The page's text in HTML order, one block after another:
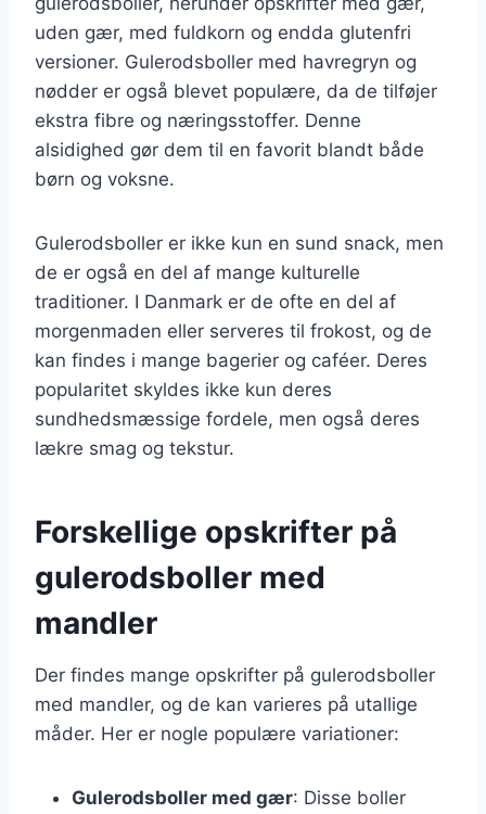
uden gær, med fuldkorn og endda glutenfri
versioner. Gulerodsboller med havregryn og
nødder er også blevet populære, da de tilføjer
ekstra fibre og næringsstoffer. Denne
alsidighed gør dem til en favorit blandt både
børn og voksne.
Gulerodsboller er ikke kun en sund snack, men
de er også en del af mange kulturelle
traditioner. I Danmark er de ofte en del af
morgenmaden eller serveres til frokost, og de
kan findes i mange bagerier og caféer. Deres
popularitet skyldes ikke kun deres
sundhedsmæssige fordele, men også deres
lækre smag og tekstur.
Forskellige opskrifter på
gulerodsboller med
mandler
Der findes mange opskrifter på gulerodsboller
med mandler, og de kan varieres på utallige
måder. Her er nogle populære variationer:
Gulerodsboller med gær: Disse boller